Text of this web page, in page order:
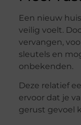
Een nieuw
veilig voelt.
vervangen,
sleutels en
onbekenden.
Deze relatief
ervoor dat je
gerust gevoel